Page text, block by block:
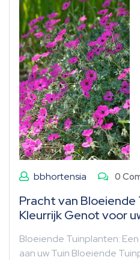
bbhortensia 0
Pracht van Bloeiende
Kleurrijk Genot voor
Bloeiende Tuinplanten:
aan uw Tuin Bloeiende